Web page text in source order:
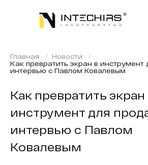
Главная
Новости
Как превратить экран в
интервью с Павлом Ковалевым
Как превратить экран
инструмент для
интервью с Павлом
Ковалевым